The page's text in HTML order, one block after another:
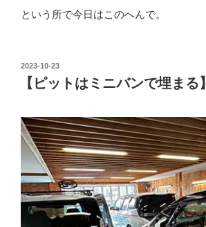
という所で今日はこのへんで。
投
稿
日:
2023-10-23
【ピットはミニバンで埋まる】